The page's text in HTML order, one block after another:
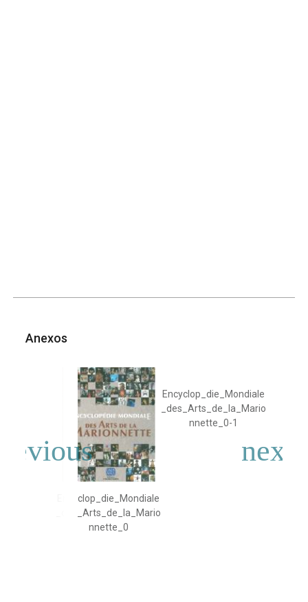
Anexos
Encyclop_die_Mondiale
_des_Arts_de_la_Mario
nnette_0
Encyclop_die_Mondiale
_des_Arts_de_la_Mario
nnette_0-1